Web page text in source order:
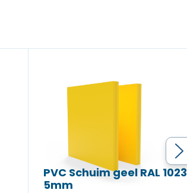
PVC Schuim geel RAL 1023
5mm